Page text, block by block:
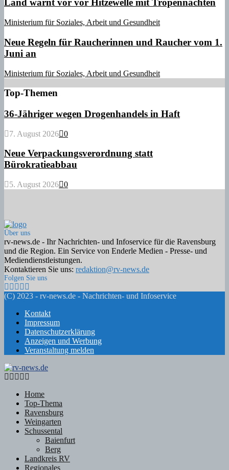
Land warnt vor vor Hitzewelle mit Tropennächten
Ministerium für Soziales, Arbeit und Gesundheit
Neue Regeln für Raucherinnen und Raucher vom 1.
Juni an
Ministerium für Soziales, Arbeit und Gesundheit
Top-Themen
36-Jähriger wegen Drogenhandels in Haft
7. August 2026 0
Neue Verpackungsverordnung statt
Bürokratieabbau
5. August 2026 0
Über uns
rv-news.de - Ihr Nachrichten- und Infoservice für die Ravensburg
und die Region. Ein Service von Enderle Medien - Presse- und
Mediendienstleistungen.
Kontaktieren Sie uns: redaktion@rv-news.de
Folgen Sie uns
Facebook
Twitter
Instagram
Email
(C) 2023 - rv-news.de - Nachrichten- und Infoservice
Kontakt
Impressum
Datenschutzerklärung
Anzeigen und Werbung
Veranstaltung melden
Facebook
Twitter
Instagram
Email
Home
Top-Thema
Ravensburg
Weingarten
Schussental
Baienfurt
Berg
Landkreis RV
Regionales